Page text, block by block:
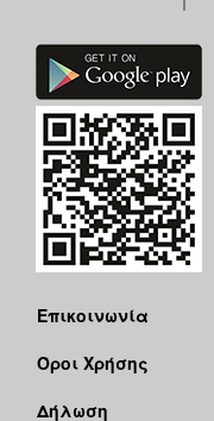
Επικοινωνία
Όροι Χρήσης
Δήλωση